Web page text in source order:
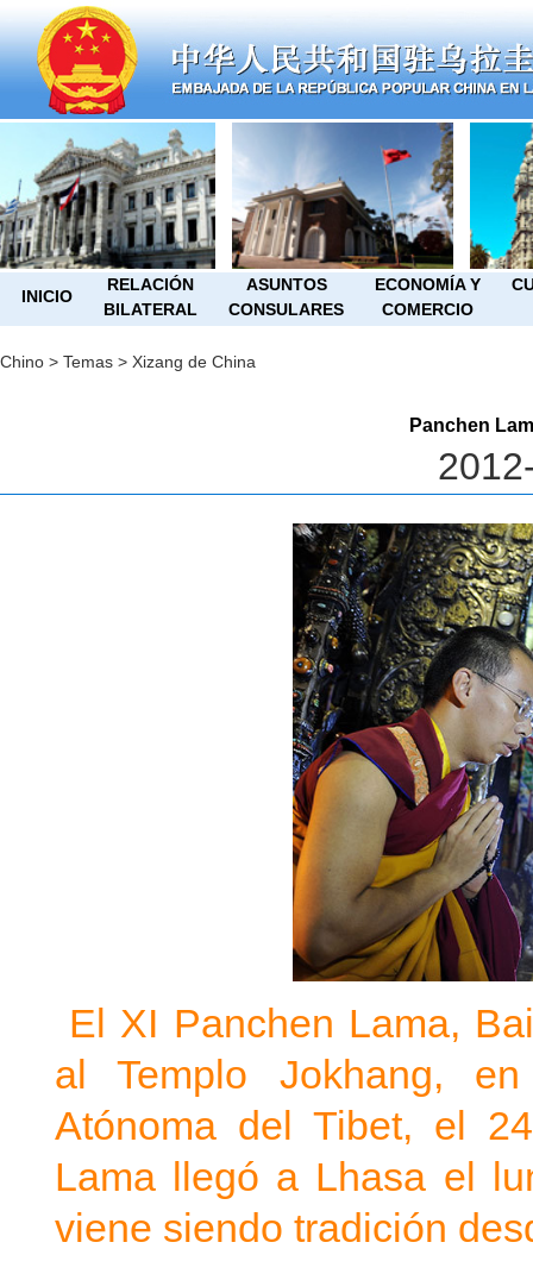
INICIO
RELACIÓN
BILATERAL
ASUNTOS
CONSULARES
ECONOMÍA Y
COMERCIO
Chino > Temas > Xizang de China
Panchen
El XI Panchen Lama,
al Templo Jokhang,
Atónoma del Tibet, el
Lama llegó a Lhasa el
viene siendo tradición